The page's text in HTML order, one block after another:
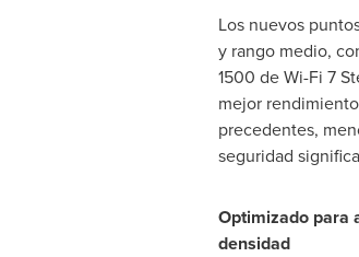
Los nuevos
y rango medio,
1500 de Wi-Fi 7
mejor
precedentes,
seguridad
Optimizado para
densidad